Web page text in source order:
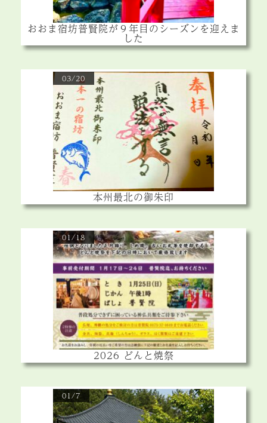
おおま宿坊普賢院が９年目のシーズンを迎えま
した
03/20
本州最北の御朱印
01/18
2026 どんと焼祭
01/7